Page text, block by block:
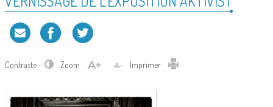
Contraste Zoom Imprimer